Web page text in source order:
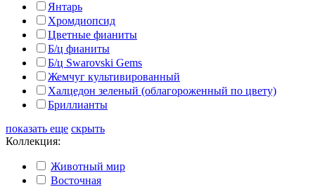
Янтарь
Хромдиопсид
Цветные фианиты
Б/ц фианиты
Б/ц Swarovski Gems
Жемчуг культивированный
Халцедон зеленый (облагороженный по цвету)
Бриллианты
показать еще скрыть
Коллекция:
Животный мир
Восточная